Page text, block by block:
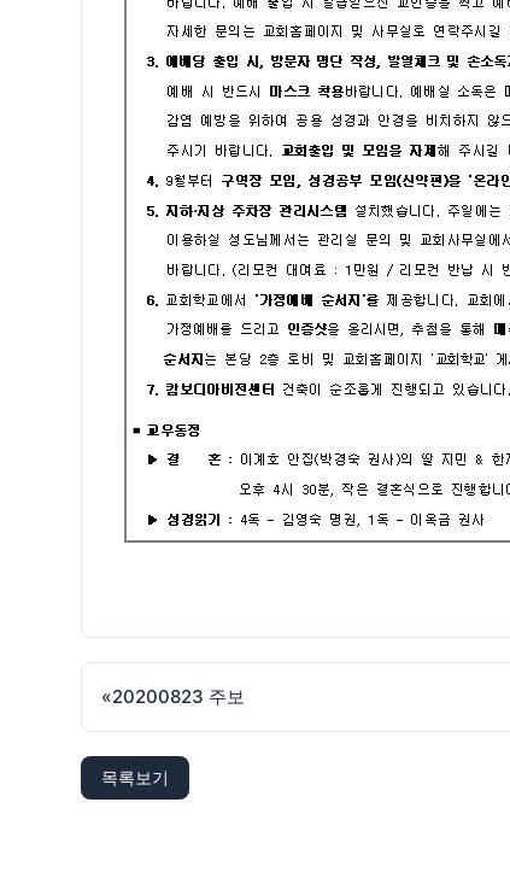
«20200823 주보
목록보기